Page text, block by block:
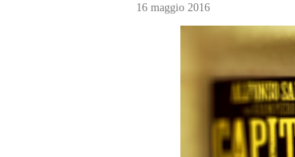
16 maggio 2016